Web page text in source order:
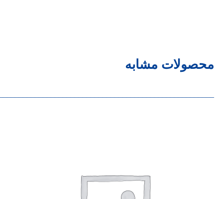
محصولات مشابه